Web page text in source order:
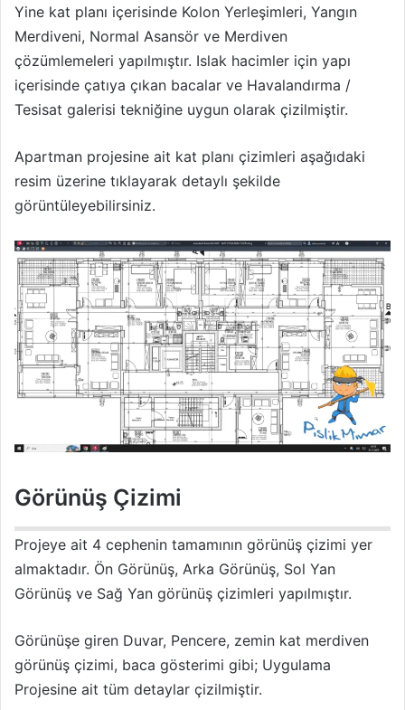
Yine kat planı içerisinde Kolon Yerleşimleri, Yangın
Merdiveni, Normal Asansör ve Merdiven
çözümlemeleri yapılmıştır. Islak hacimler için yapı
içerisinde çatıya çıkan bacalar ve Havalandırma /
Tesisat galerisi tekniğine uygun olarak çizilmiştir.
Apartman projesine ait kat planı çizimleri aşağıdaki
resim üzerine tıklayarak detaylı şekilde
görüntüleyebilirsiniz.
Görünüş Çizimi
Projeye ait 4 cephenin tamamının görünüş çizimi yer
almaktadır. Ön Görünüş, Arka Görünüş, Sol Yan
Görünüş ve Sağ Yan görünüş çizimleri yapılmıştır.
Görünüşe giren Duvar, Pencere, zemin kat merdiven
görünüş çizimi, baca gösterimi gibi; Uygulama
Projesine ait tüm detaylar çizilmiştir.